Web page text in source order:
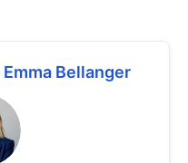
Emma Bellanger